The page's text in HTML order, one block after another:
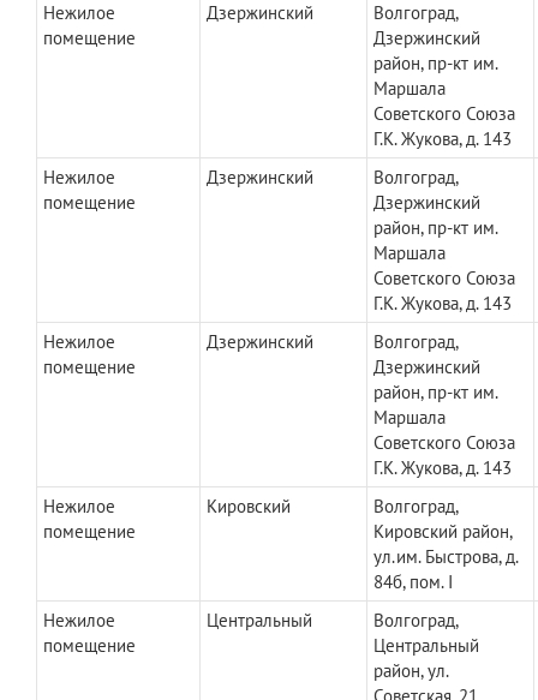
Нежилое
помещение
Дзержинский
Волгоград,
Дзержинский
район, пр-кт им.
Маршала
Советского Союза
Г.К. Жукова, д. 143
Нежилое
помещение
Дзержинский
Волгоград,
Дзержинский
район, пр-кт им.
Маршала
Советского Союза
Г.К. Жукова, д. 143
Нежилое
помещение
Дзержинский
Волгоград,
Дзержинский
район, пр-кт им.
Маршала
Советского Союза
Г.К. Жукова, д. 143
Нежилое
помещение
Кировский
Волгоград,
Кировский район,
ул.им. Быстрова, д.
84б, пом. I
Нежилое
помещение
Центральный
Волгоград,
Центральный
район, ул.